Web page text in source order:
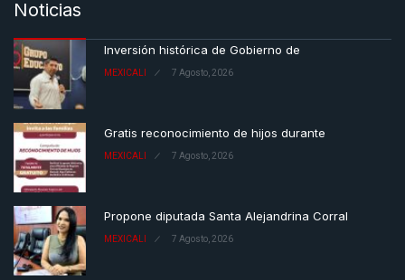
Noticias
Inversión histórica de Gobierno de
MEXICALI 7 Agosto, 2026
Gratis reconocimiento de hijos durante
MEXICALI 7 Agosto, 2026
Propone diputada Santa Alejandrina Corral
MEXICALI 7 Agosto, 2026